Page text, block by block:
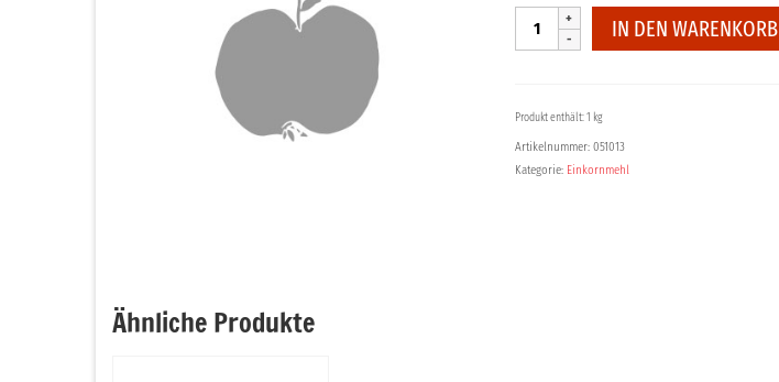
Einkornmehl
Vollkorn
IN DEN WARENKORB
Produkt enthält: 1 kg
Artikelnummer: 051013
Kategorie: Einkornmehl
Ähnliche Produkte